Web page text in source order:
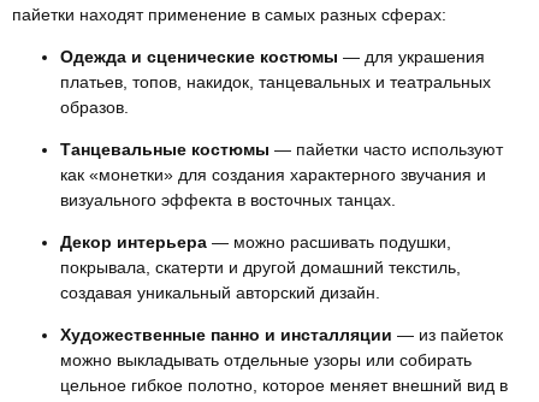
пайетки находят применение в самых разных сферах:
Одежда и сценические костюмы — для украшения
платьев, топов, накидок, танцевальных и театральных
образов.
Танцевальные костюмы — пайетки часто используют
как «монетки» для создания характерного звучания и
визуального эффекта в восточных танцах.
Декор интерьера — можно расшивать подушки,
покрывала, скатерти и другой домашний текстиль,
создавая уникальный авторский дизайн.
Художественные панно и инсталляции — из пайеток
можно выкладывать отдельные узоры или собирать
цельное гибкое полотно, которое меняет внешний вид в